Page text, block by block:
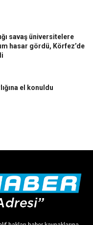
savaş üniversitelere
hasar gördü, Körfez’de
el konuldu